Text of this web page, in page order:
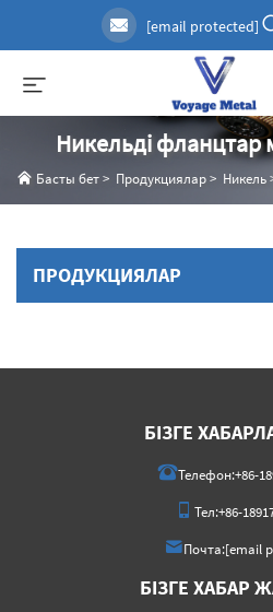
[email protected]
Никельді фланцтар
Басты бет> Продукциялар> Никель
ПРОДУКЦИЯЛАР
БІЗГЕ
Телефон:+86-
Тел:+86-
Почта:[email
БІЗГЕ ХАБАР